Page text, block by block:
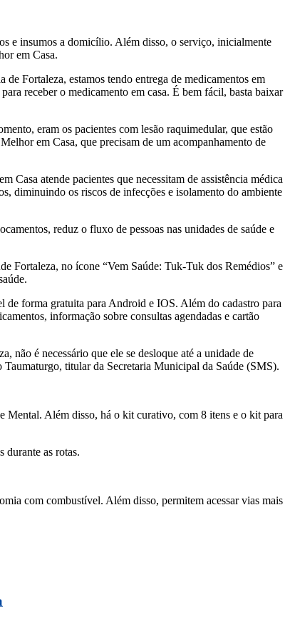
e insumos a domicílio. Além disso, o serviço, inicialmente
em Casa.
Fortaleza, estamos tendo entrega de medicamentos em
receber o medicamento em casa. É bem fácil, basta baixar
eram os pacientes com lesão raquimedular, que estão
em Casa, que precisam de um acompanhamento de
Casa atende pacientes que necessitam de assistência médica
diminuindo os riscos de infecções e isolamento do ambiente
reduz o fluxo de pessoas nas unidades de saúde e
Fortaleza, no ícone “Vem Saúde: Tuk-Tuk dos Remédios” e
de forma gratuita para Android e IOS. Além do cadastro para
informação sobre consultas agendadas e cartão
não é necessário que ele se desloque até a unidade de
titular da Secretaria Municipal da Saúde (SMS).
Mental. Além disso, há o kit curativo, com 8 itens e o kit para
durante as rotas.
com combustível. Além disso, permitem acessar vias mais